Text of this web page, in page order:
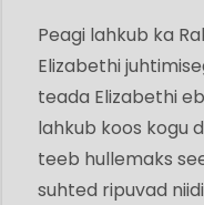
Peagi lahkub ka
Elizabethi
teada Elizabethi
lahkub koos kogu
teeb hullemaks
suhted ripuvad